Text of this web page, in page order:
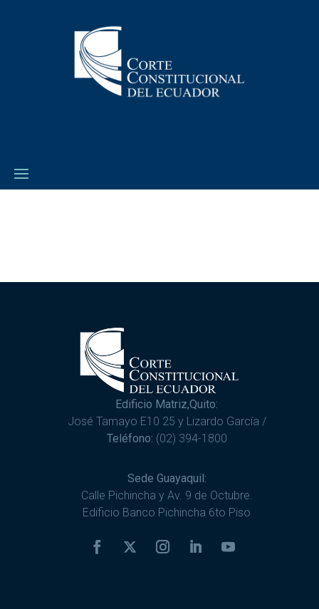
Edificio Matriz,Quito:
José Tamayo E10 25 y Lizardo García /
Teléfono: (02) 394-1800
Sede Guayaquil:
Calle Pichincha y Av. 9 de Octubre.
Edificio Banco Pichincha 6to Piso